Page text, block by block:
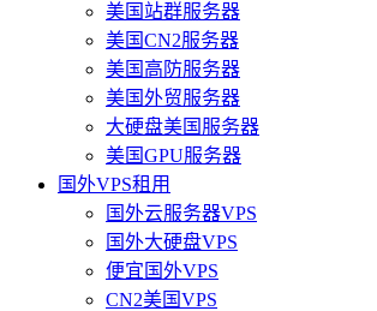
美国站群服务器
美国CN2服务器
美国高防服务器
美国外贸服务器
大硬盘美国服务器
美国GPU服务器
国外VPS租用
国外云服务器VPS
国外大硬盘VPS
便宜国外VPS
CN2美国VPS